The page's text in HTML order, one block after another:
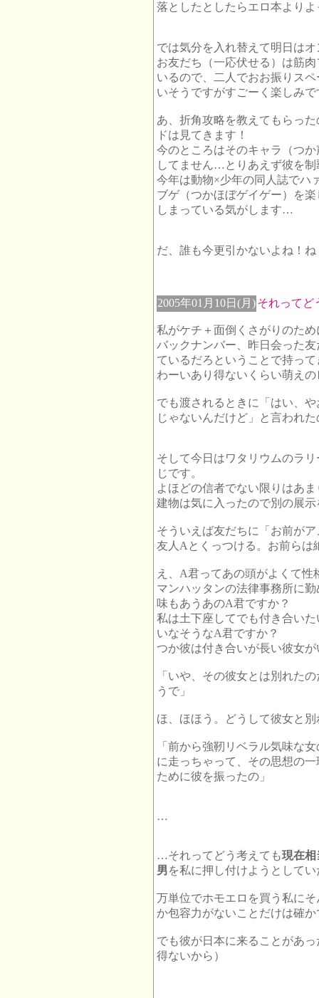
落としたとしたらエロ本より
では気分を入れ替えて明日は
お友だち（一応伏せる）は筋
いるので、二人でおお振りス
いそうですがすごーく楽しみで
あ、折角攻略を教えてもらっ
ドは見てきます！
今のところはそのキャラ（つ
してません…とりあえず彼を
今年は動物×少年の同人誌でハ
ブゲ（つかほぼゲイゲー）を
しまっている気がします…
だ、誰も今更引かないよね！
2005年01月10日(月)それってど
私がケチ＋面倒くさがりのた
バックナンバー、昨日会った
ているだろということで持っ
わーいあり得ないくらい萌え
でも渡されるときに「はい、
じゃないんだけど」と言われ
そして今日はワタリウムのラ
じです。
よほどの信者でない限りはあ
建物は気に入ったので別の展
そういえば友だちに「お前が
友人Aとくっつける。お前らは
え、A君ってあの頭がよくて
マンハッタンの法律事務所に
味もあうあのA君ですか？
私は土下座してでも付き合い
いなそうなA君ですか？
つか彼は付き合いが長い彼女
「いや、その彼女とは別れた
うで」
ほ、ほほう。どうして彼女と
「前から強靭リベラル気味な
に走っちゃって、その思想の
ために彼を振ったの」
…
…それってどう考えても現在相
男を私に押し付けようとして
万単位でホモエロを買う私に
か包容力がないことだけは確か
でも彼が日本に来ることがあ
得ないから）